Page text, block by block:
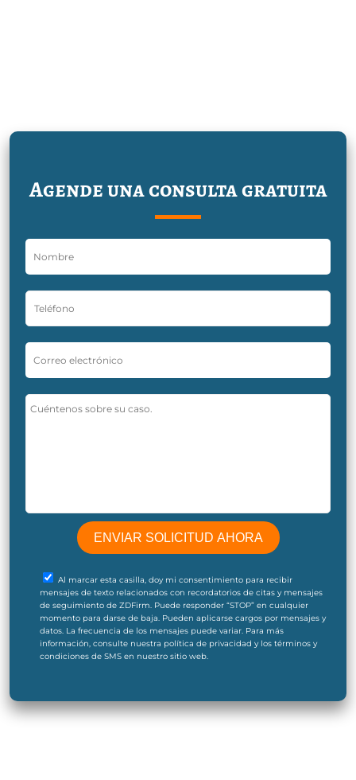
Agende una consulta gratuita
Al marcar esta casilla, doy mi consentimiento para recibir
mensajes de texto relacionados con recordatorios de citas y mensajes
de seguimiento de ZDFirm. Puede responder “STOP” en cualquier
momento para darse de baja. Pueden aplicarse cargos por mensajes y
datos. La frecuencia de los mensajes puede variar. Para más
información, consulte nuestra política de privacidad y los términos y
condiciones de SMS en nuestro sitio web.